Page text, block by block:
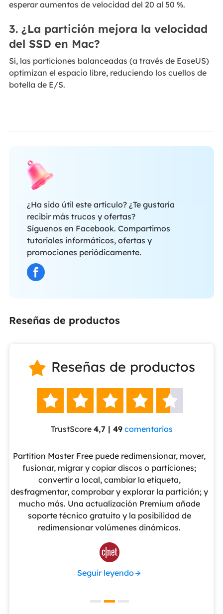
esperar aumentos de velocidad del 20 al 50 %.
3. ¿La partición mejora la velocidad
del SSD en Mac?
Sí, las particiones balanceadas (a través de EaseUS)
optimizan el espacio libre, reduciendo los cuellos de
botella de E/S.
¿Ha sido útil este artículo? ¿Te gustaría
recibir más trucos y ofertas?
Síguenos en Facebook. Compartimos
tutoriales informáticos, ofertas y
promociones periódicamente.
Reseñas de productos
 Reseñas de productos
    
TrustScore 4,7 | 49 comentarios
Partition Master Free puede redimensionar, mover,
fusionar, migrar y copiar discos o particiones;
convertir a local, cambiar la etiqueta,
desfragmentar, comprobar y explorar la partición; y
mucho más. Una actualización Premium añade
soporte técnico gratuito y la posibilidad de
redimensionar volúmenes dinámicos.

Seguir leyendo